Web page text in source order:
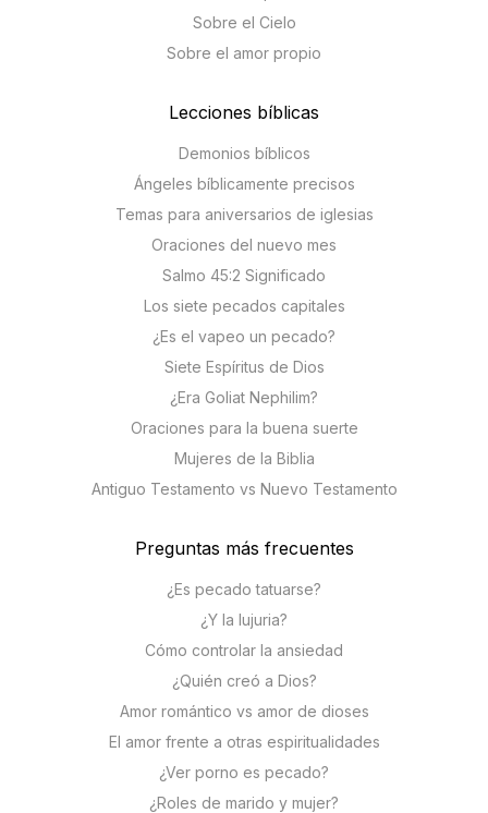
Sobre el Cielo
Sobre el amor propio
Lecciones bíblicas
Demonios bíblicos
Ángeles bíblicamente precisos
Temas para aniversarios de iglesias
Oraciones del nuevo mes
Salmo 45:2 Significado
Los siete pecados capitales
¿Es el vapeo un pecado?
Siete Espíritus de Dios
¿Era Goliat Nephilim?
Oraciones para la buena suerte
Mujeres de la Biblia
Antiguo Testamento vs Nuevo Testamento
Preguntas más frecuentes
¿Es pecado tatuarse?
¿Y la lujuria?
Cómo controlar la ansiedad
¿Quién creó a Dios?
Amor romántico vs amor de dioses
El amor frente a otras espiritualidades
¿Ver porno es pecado?
¿Roles de marido y mujer?